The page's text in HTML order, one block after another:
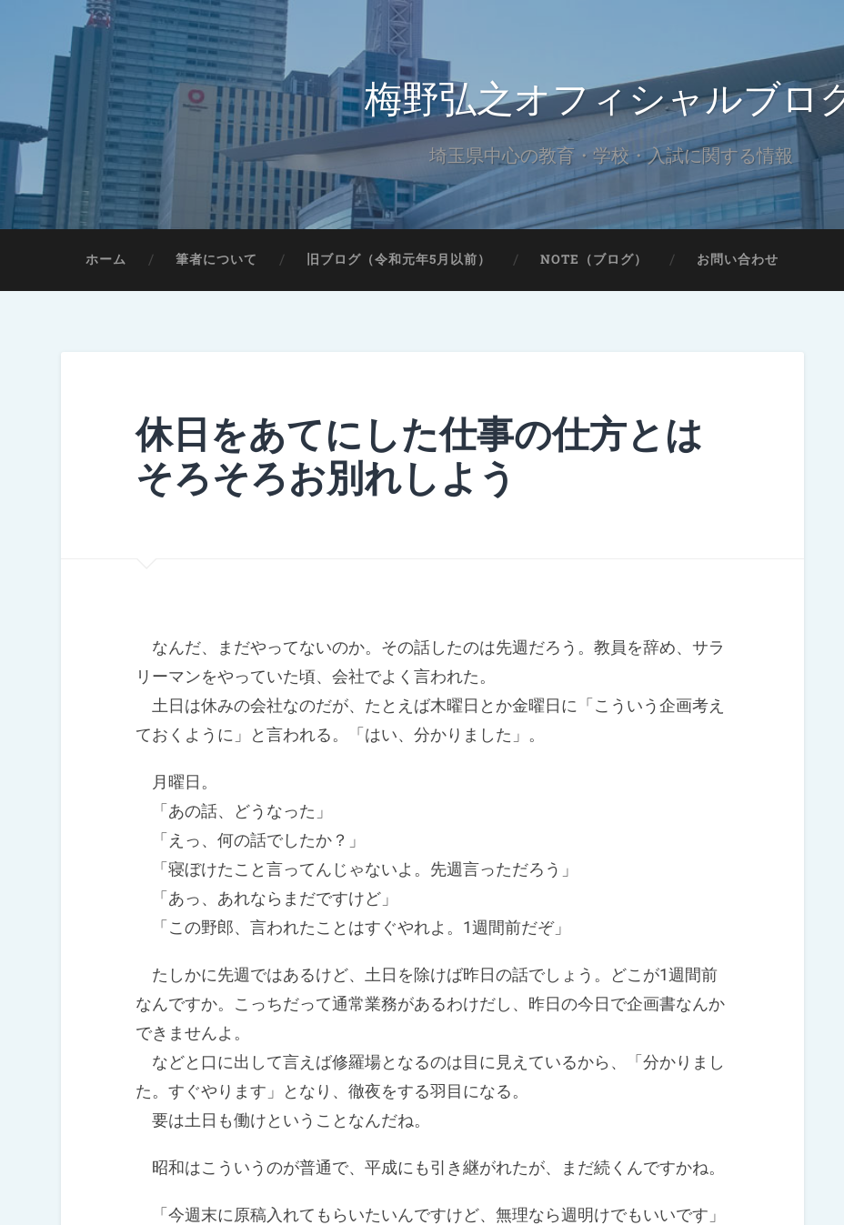
梅野弘之オフィシャルブロ
埼玉県中心の教育・学校・入試に関する情報
ホーム 筆者について 旧ブログ（令和元年5月以前） NOTE（ブログ） お問い合わせ
休日をあてにした仕事の仕方とは
そろそろお別れしよう
なんだ、まだやってないのか。その話したのは先週だろう。教員を辞め、サラ
リーマンをやっていた頃、会社でよく言われた。
土日は休みの会社なのだが、たとえば木曜日とか金曜日に「こういう企画考え
ておくように」と言われる。「はい、分かりました」。
月曜日。
「あの話、どうなった」
「えっ、何の話でしたか？」
「寝ぼけたこと言ってんじゃないよ。先週言っただろう」
「あっ、あれならまだですけど」
「この野郎、言われたことはすぐやれよ。1週間前だぞ」
たしかに先週ではあるけど、土日を除けば昨日の話でしょう。どこが1週間前
なんですか。こっちだって通常業務があるわけだし、昨日の今日で企画書なんか
できませんよ。
などと口に出して言えば修羅場となるのは目に見えているから、「分かりまし
た。すぐやります」となり、徹夜をする羽目になる。
要は土日も働けということなんだね。
昭和はこういうのが普通で、平成にも引き継がれたが、まだ続くんですかね。
「今週末に原稿入れてもらいたいんですけど、無理なら週明けでもいいです」